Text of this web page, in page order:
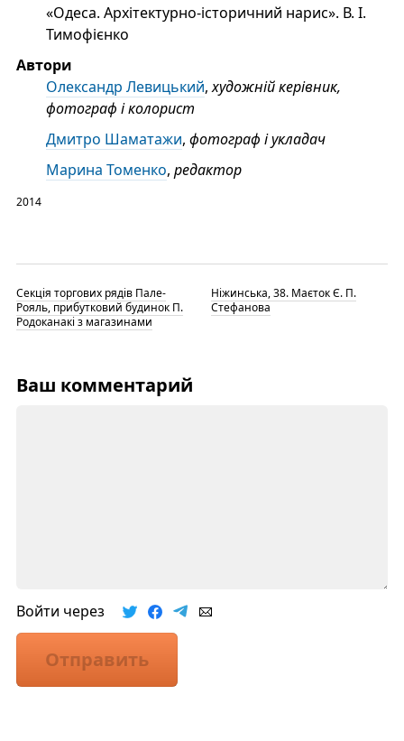
«Одеса. Архітектурно-історичний нарис». В. І.
Тимофієнко
Автори
Олександр Левицький,художній керівник,
фотограф і колорист
Дмитро Шаматажи, фотограф і укладач
Марина Томенко, редактор
2014
Секція торгових рядів Пале-
Рояль, прибутковий будинок П.
Родоканакі з магазинами
Ніжинська, 38. Маєток Є. П.
Стефанова
Ваш комментарий
Войти через
Отправить